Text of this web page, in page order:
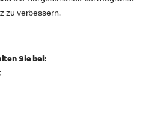
zu verbessern.
Sie bei: